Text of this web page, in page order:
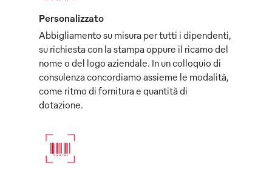
Personalizzato
Abbigliamento su misura per tutti i dipendenti,
su richiesta con la stampa oppure il ricamo del
nome o del logo aziendale. In un colloquio di
consulenza concordiamo assieme le modalità,
come ritmo di fornitura e quantità di
dotazione.